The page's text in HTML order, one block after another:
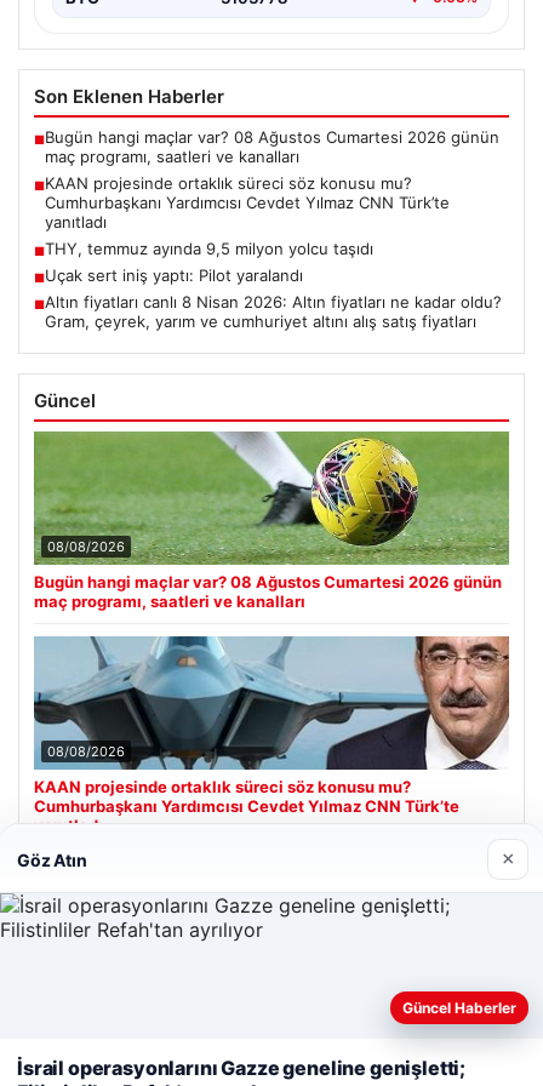
Son Eklenen Haberler
■Bugün hangi maçlar var? 08 Ağustos Cumartesi 2026 günün
maç programı, saatleri ve kanalları
■KAAN projesinde ortaklık süreci söz konusu mu?
Cumhurbaşkanı Yardımcısı Cevdet Yılmaz CNN Türk’te
yanıtladı
■THY, temmuz ayında 9,5 milyon yolcu taşıdı
■Uçak sert iniş yaptı: Pilot yaralandı
■Altın fiyatları canlı 8 Nisan 2026: Altın fiyatları ne kadar oldu?
Gram, çeyrek, yarım ve cumhuriyet altını alış satış fiyatları
Güncel
08/08/2026
Bugün hangi maçlar var? 08 Ağustos Cumartesi 2026 günün
maç programı, saatleri ve kanalları
08/08/2026
KAAN projesinde ortaklık süreci söz konusu mu?
Cumhurbaşkanı Yardımcısı Cevdet Yılmaz CNN Türk’te
yanıtladı
Son Eklenen Firmalar
Web sitemizi nasıl kullandığınızı daha iyi anlayabilmek,
kullanıyoruz.Çerez Politikamız
Göz Atın ×
Güncel Haberler
İsrail operasyonlarını Gazze geneline genişletti;